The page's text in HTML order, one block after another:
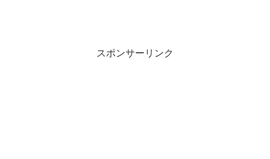
スポンサーリンク